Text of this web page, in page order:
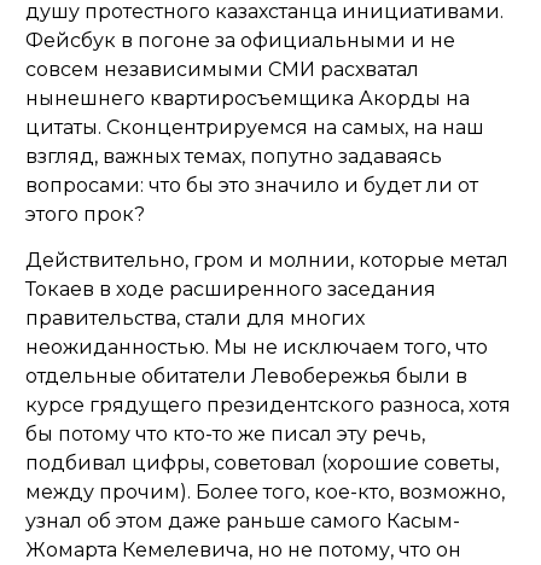
душу протестного казахстанца инициативами.
Фейсбук в погоне за официальными и не
совсем независимыми СМИ расхватал
нынешнего квартиросъемщика Акорды на
цитаты. Сконцентрируемся на самых, на наш
взгляд, важных темах, попутно задаваясь
вопросами: что бы это значило и будет ли от
этого прок?
Действительно, гром и молнии, которые метал
Токаев в ходе расширенного заседания
правительства, стали для многих
неожиданностью. Мы не исключаем того, что
отдельные обитатели Левобережья были в
курсе грядущего президентского разноса, хотя
бы потому что кто-то же писал эту речь,
подбивал цифры, советовал (хорошие советы,
между прочим). Более того, кое-кто, возможно,
узнал об этом даже раньше самого Касым-
Жомарта Кемелевича, но не потому, что он